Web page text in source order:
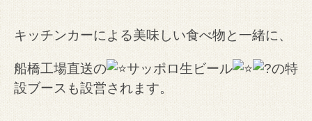
キッチンカーによる美味しい食べ物と一緒に、
船橋工場直送の サッポロ生ビール
の特
設ブースも設営されます。